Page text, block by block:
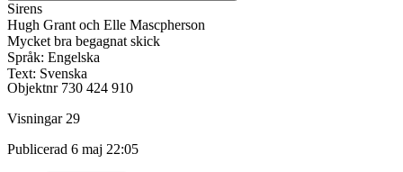
Sirens
Hugh Grant och Elle Mascpherson
Mycket bra begagnat skick
Språk: Engelska
Text: Svenska
Objektnr 730 424 910
Visningar 29
Publicerad 6 maj 22:05